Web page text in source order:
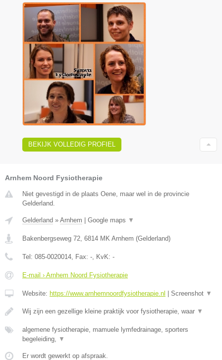
BEKIJK VOLLEDIG PROFIEL
Arnhem Noord Fysiotherapie
Niet gevestigd in de plaats Oene, maar wel in de provincie
Gelderland.
Gelderland » Arnhem Google maps ▼
Bakenbergseweg 72 6814 MK Arnhem (Gelderland)
Tel: 085-0020014 , Fax: - , KvK: -
E-mail › Arnhem Noord Fysiotherapie
Website: https://www.arnhemnoordfysiotherapie.nl Screenshot ▼
Wij zijn een gezellige kleine praktijk voor fysiotherapie, waar ▼
algemene fysiotherapie, mamuele lymfedrainage, sporters
begeleiding,
▼
Er wordt gewerkt op afspraak.